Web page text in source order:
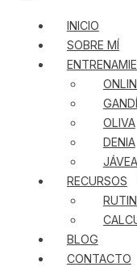
INICIO
SOBRE MÍ
OLIVA
DENIA
JÁVEA
RECURSOS
BLOG
CONTACTO